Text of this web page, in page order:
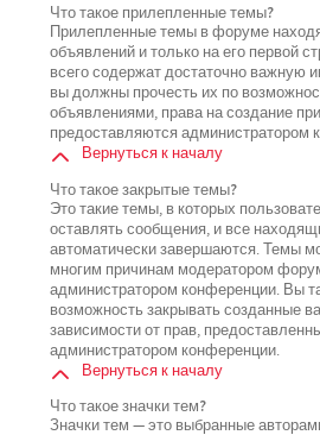
Что такое прилепленные темы?
Прилепленные темы в форуме
объявлений и только на его первой
всего содержат достаточно важную
вы должны прочесть их по
объявлениями, права на создание
предоставляются администратором
Вернуться к началу
Что такое закрытые темы?
Это такие темы, в которых
оставлять сообщения, и все
автоматически завершаются. Темы
многим причинам модератором
администратором конференции. Вы
возможность закрывать созданные
зависимости от прав,
администратором конференции.
Вернуться к началу
Что такое значки тем?
Значки тем — это выбранные